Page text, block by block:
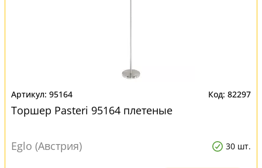
95164 82297
Торшер Pasteri 95164 плетеные
Eglo (Австрия) 30 шт.